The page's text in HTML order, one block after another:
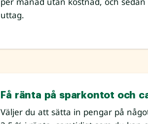
uttag.
Få ränta på sparkontot och
Väljer du att sätta in pengar på